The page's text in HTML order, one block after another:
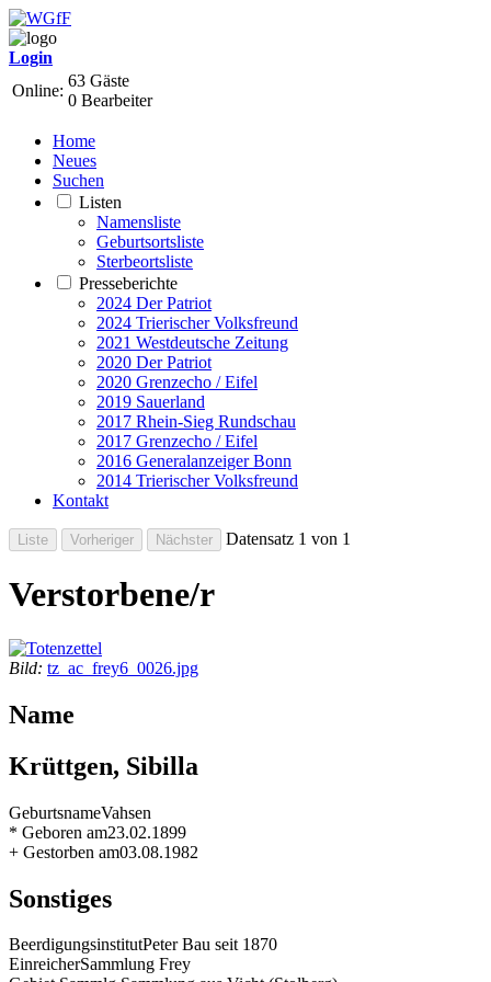
Login
Online:
63 Gäste
0 Bearbeiter
Home
Neues
Suchen
Listen
Namensliste
Geburtsortsliste
Sterbeortsliste
Presseberichte
2024 Der Patriot
2024 Trierischer Volksfreund
2021 Westdeutsche Zeitung
2020 Der Patriot
2020 Grenzecho / Eifel
2019 Sauerland
2017 Rhein-Sieg Rundschau
2017 Grenzecho / Eifel
2016 Generalanzeiger Bonn
2014 Trierischer Volksfreund
Kontakt
Datensatz 1 von 1
Verstorbene/r
Bild: tz_ac_frey6_0026.jpg
Name
Krüttgen, Sibilla
GeburtsnameVahsen
* Geboren am23.02.1899
+ Gestorben am03.08.1982
Sonstiges
BeerdigungsinstitutPeter Bau seit 1870
EinreicherSammlung Frey